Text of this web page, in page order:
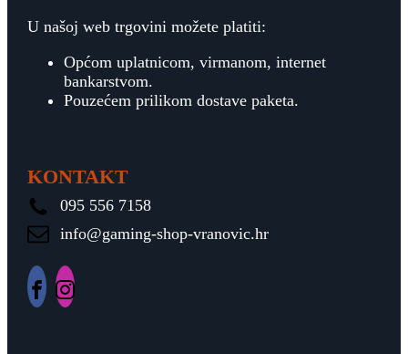
U našoj web trgovini možete platiti:
Općom uplatnicom, virmanom, internet
bankarstvom.
Pouzećem prilikom dostave paketa.
KONTAKT
095 556 7158
info@gaming-shop-vranovic.hr